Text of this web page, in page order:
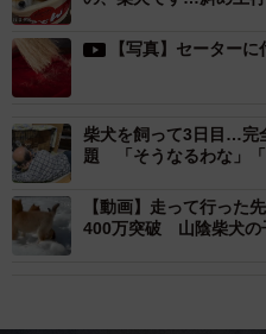
【写真】セーター
柴犬を飼って3日目…完
題 「そうなるわな」
【動画】走って行った
400万突破 山陰柴犬の